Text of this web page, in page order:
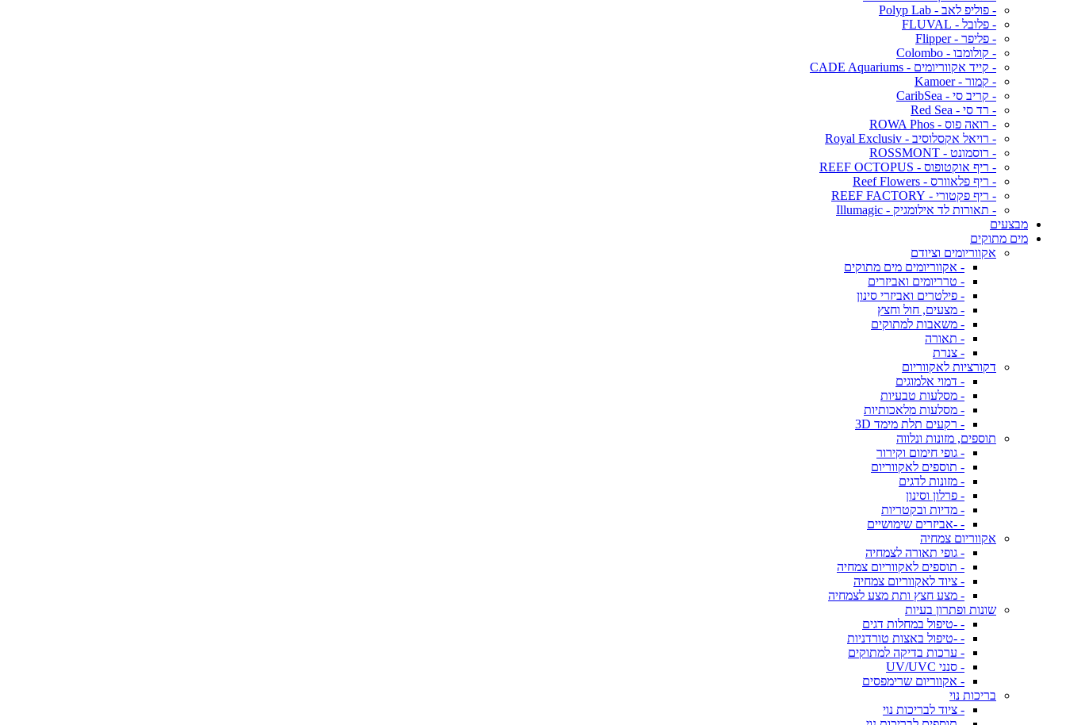
- פוליפ לאב - Polyp Lab
- פלובל - FLUVAL
- פליפר - Flipper
- קולומבו - Colombo
- קייד אקווריומים - CADE Aquariums
- קמור - Kamoer
- קריב סי - CaribSea
- רד סי - Red Sea
- רואה פוס - ROWA Phos
- רויאל אקסלוסיב - Royal Exclusiv
- רוסמונט - ROSSMONT
- ריף אוקטופוס - REEF OCTOPUS
- ריף פלאוורס - Reef Flowers
- ריף פקטורי - REEF FACTORY
- תאורות לד אילומגיק - Illumagic
מבצעים
מים מתוקים
אקווריומים וציודם
- אקווריומים מים מתוקים
- טרריומים ואביזרים
- פילטרים ואביזרי סינון
- מצעים, חול וחצץ
- משאבות למתוקים
- תאורה
- צנרת
דקורציות לאקווריום
- דמוי אלמוגים
- מסלעות טבעיות
- מסלעות מלאכותיות
- רקעים תלת מימד 3D
תוספים, מזונות ונלווה
- גופי חימום וקירור
- תוספים לאקווריום
- מזונות לדגים
- פרלון וסינון
- מדיות ובקטריות
- -אביזרים שימושיים
אקווריום צמחיה
- גופי תאורה לצמחיה
- תוספים לאקווריום צמחיה
- ציוד לאקווריום צמחיה
- מצע חצץ ותת מצע לצמחיה
שונות ופתרון בעיות
- -טיפול במחלות דגים
- -טיפול באצות טורדניות
- ערכות בדיקה למתוקים
- סנני UV/UVC
- אקווריום שרימפסים
בריכות נוי
- ציוד לבריכות נוי